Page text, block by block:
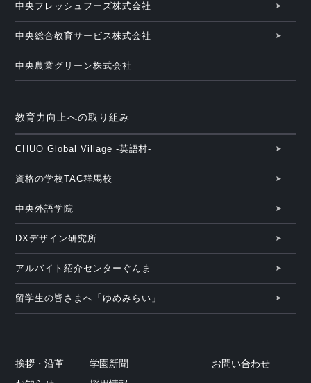
中央フレッシュフーズ株式会社
中央総合教育サービス株式会社
中央農業グリーン株式会社
教育力向上への取り組み
CHUO Global Village -英語村-
資格の学校TAC群馬校
中央外語学院
DXデザイン研究所
アルバイト紹介センターぐんま
留学生の皆さまへ「ゆめみらい」
挨拶・沿革
学園新聞
お問い合わせ